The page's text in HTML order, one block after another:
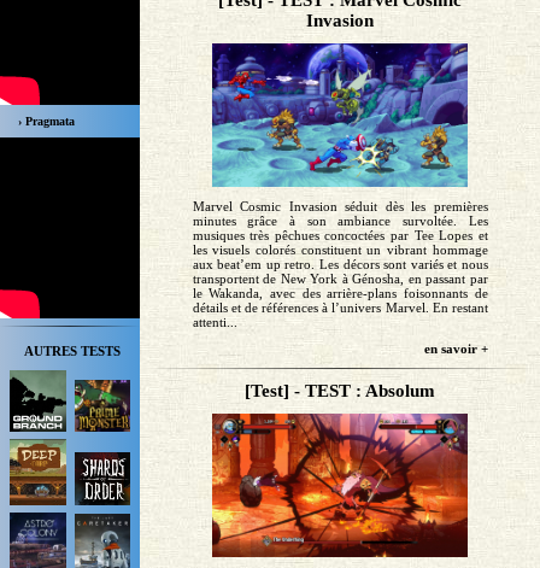
› Pragmata
AUTRES TESTS
Invasion
Marvel Cosmic Invasion séduit dès les premières
minutes grâce à son ambiance survoltée. Les
musiques très pêchues concoctées par Tee Lopes et
les visuels colorés constituent un vibrant hommage
aux beat’em up retro. Les décors sont variés et nous
transportent de New York à Génosha, en passant par
le Wakanda, avec des arrière-plans foisonnants de
détails et de références à l’univers Marvel. En restant
attenti...
en savoir +
[Test] - TEST : Absolum